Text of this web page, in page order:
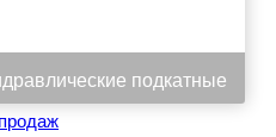
подкатные